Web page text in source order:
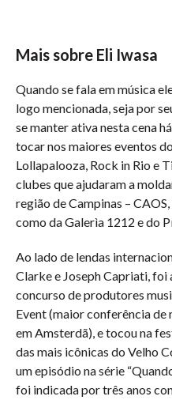
Mais sobre Eli Iwasa
Quando se fala em música
logo mencionada, seja por
se manter ativa nesta cena
tocar nos maiores eventos
Lollapalooza, Rock in Rio e
clubes que ajudaram a
região de Campinas –
como da Galerìa 1212 e do
Ao lado de lendas
Clarke e Joseph Capriati, foi
concurso de produtores
Event (maior conferência de
em Amsterdã), e tocou na
das mais icônicas do Velho
um episódio na série
foi indicada por três anos